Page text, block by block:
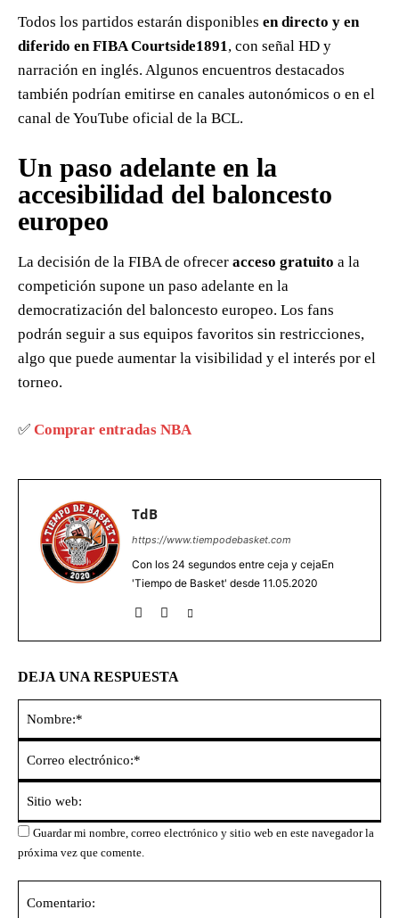
Todos los partidos estarán disponibles en directo y en
diferido en FIBA Courtside1891, con señal HD y
narración en inglés. Algunos encuentros destacados
también podrían emitirse en canales autonómicos o en el
canal de YouTube oficial de la BCL.
Un paso adelante en la
accesibilidad del baloncesto
europeo
La decisión de la FIBA de ofrecer acceso gratuito a la
competición supone un paso adelante en la
democratización del baloncesto europeo. Los fans
podrán seguir a sus equipos favoritos sin restricciones,
algo que puede aumentar la visibilidad y el interés por el
torneo.
✅ Comprar entradas NBA
TdB
https://www.tiempodebasket.com
Con los 24 segundos entre ceja y cejaEn
'Tiempo de Basket' desde 11.05.2020
DEJA UNA RESPUESTA
Guardar mi nombre, correo electrónico y sitio web en este navegador la
próxima vez que comente.